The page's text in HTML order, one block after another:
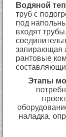
Водяной
труб с
под
входят
запирающая
рантовые
Этапы
наладка,